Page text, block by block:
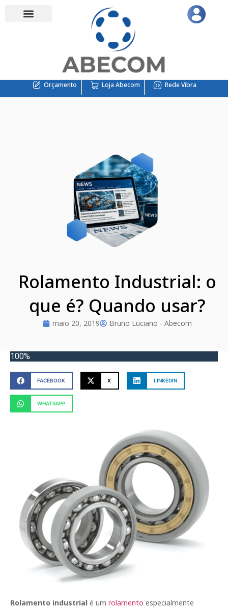
Orçamento Loja Abecom Rede Vibra
Rolamento Industrial: o
que é? Quando usar?
maio 20, 2019 Bruno Luciano - Abecom
100%
FACEBOOK X LINKEDIN
WHATSAPP
Rolamento industrial é um rolamento especialmente